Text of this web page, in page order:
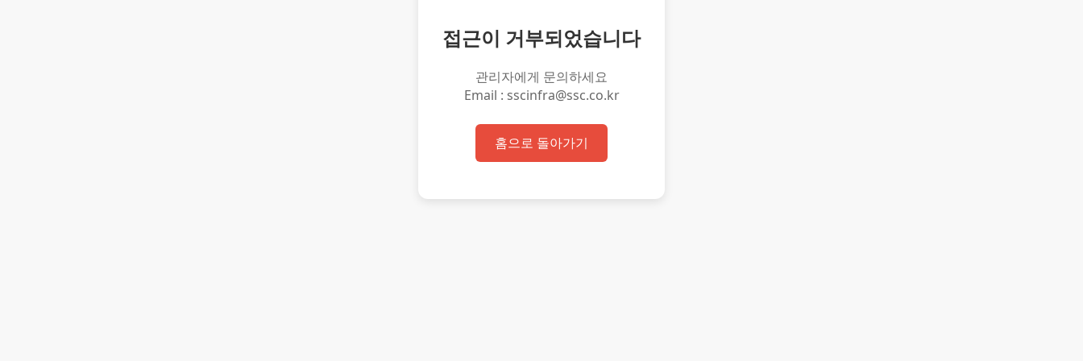
접근이 거부되었습니다
관리자에게 문의하세요
Email : sscinfra@ssc.co.kr
홈으로 돌아가기